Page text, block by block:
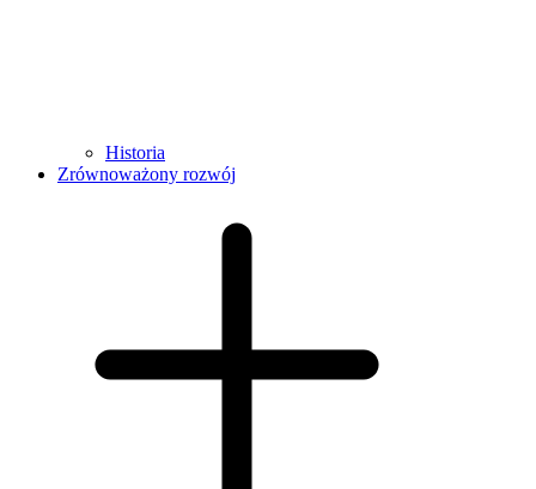
Historia
Zrównoważony rozwój